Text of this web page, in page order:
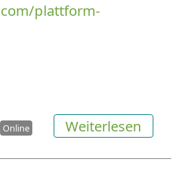
plattform-
Weiterlesen
Online